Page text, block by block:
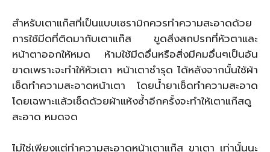
สำหรับเตาแก๊สที่เป็นแบบเซรามิกควรทำความสะอาดด้วย
การใช้มีดที่ติดมากับเตาแก๊ส ขูดสิ่งสกปรกที่หัวตาและ
หน้าตาออกให้หมด ห้ามใช้มีดอื่นหรือสิ่งมีคมอื่นๆเป็นอัน
ขาดเพราะจะทำให้หัวเตา หน้าเตาชำรุด ได้หลังจากนั้นใช้ผ้า
เช็ดทำความสะอาดหน้าเตา โดยน้ำยาเช็ดทำความสะอาด
โดยเฉพาะแล้วเช็ดด้วยผ้าแห้งซ้ำอีกครั้งจะทำให้เตาแก๊สดู
สะอาด หมดจด
ไม่ใช่เพียงแต่ทำความสะอาดหน้าเตาแก๊ส ขาเตา เท่านั้นนะ